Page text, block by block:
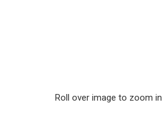
Roll over image to zoom in